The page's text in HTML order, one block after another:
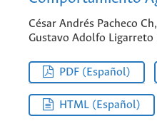
César Andrés Pacheco
Gustavo Adolfo Ligarreto
PDF (Español)
HTML (Español)